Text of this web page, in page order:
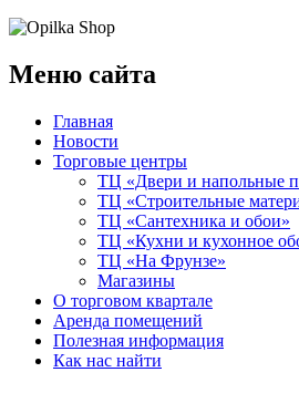
Меню сайта
Главная
Новости
Торговые центры
ТЦ «Двери и напольные
ТЦ «Строительные
ТЦ «Сантехника и обои»
ТЦ «Кухни и кухонное
ТЦ «На Фрунзе»
Магазины
О торговом квартале
Аренда помещений
Полезная информация
Как нас найти